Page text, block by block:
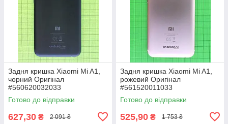
Задня кришка Xiaomi Mi A1,
чорний Оригінал
#560620032033
Готово до відправки
627,30 ₴ 2 091 ₴
Задня кришка Xiaomi Mi A1,
рожевий Оригінал
#561520011033
Готово до відправки
525,90 ₴ 1 753 ₴